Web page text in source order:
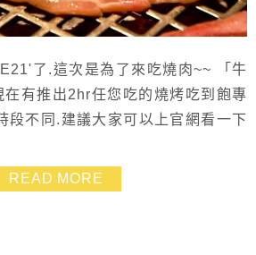
了.這次是為了來吃燒肉~~ 「牛
在有推出2hr任您吃的燒烤吃到飽專
段不同.建議大家可以上官網看一下
還是免費的喲!! 所以我們這餐吃得
READ MORE